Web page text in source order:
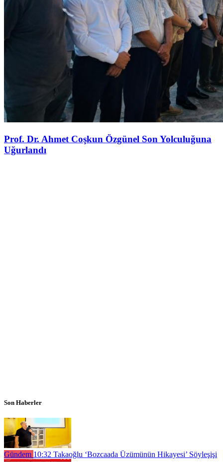
Prof. Dr. Ahmet Coşkun Özgünel Son Yolculuğuna
Uğurlandı
Son Haberler
Gündem 10:32 Takaoğlu ‘Bozcaada Üzümünün Hikayesi’ Söyleşişi